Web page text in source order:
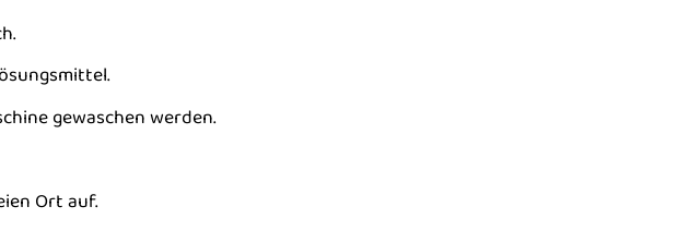
gewaschen werden.
Ort auf.